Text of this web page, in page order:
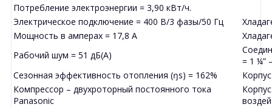
Потребление электроэнергии = 3,90 кВт/ч.
Электрическое подключение = 400 В/3 фазы/50 Гц
Мощность в амперах = 17,8 А
Рабочий шум = 51 дБ(А)
= 1 ¼”
Сезонная эффективность отопления (ŋs) = 162%
Компрессор – двухроторный постоянного тока
Panasonic